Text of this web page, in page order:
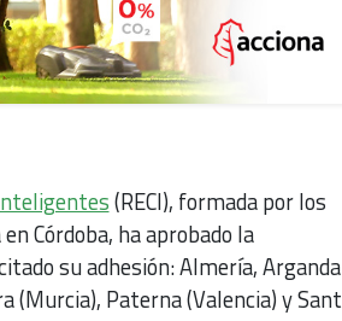
(RECI), formada por los
Córdoba, ha aprobado la
su adhesión: Almería, Arganda
(Murcia), Paterna (Valencia) y Sant